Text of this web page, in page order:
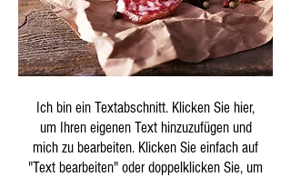
Ich bin ein Textabschnitt. Klicken Sie hier,
um Ihren eigenen Text hinzuzufügen und
mich zu bearbeiten. Klicken Sie einfach auf
"Text bearbeiten" oder doppelklicken Sie, um